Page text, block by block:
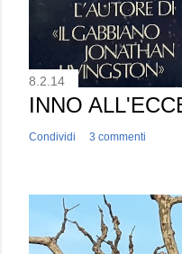
8.2.14
INNO
Condividi 3 commenti